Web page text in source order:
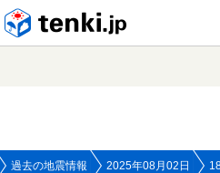
過去の地震情報 2025年08月02日